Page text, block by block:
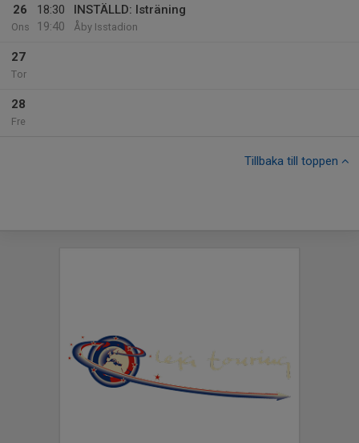
26
Ons
18:30
19:40
INSTÄLLD: Isträning
Åby Isstadion
27
Tor
28
Fre
Tillbaka till toppen